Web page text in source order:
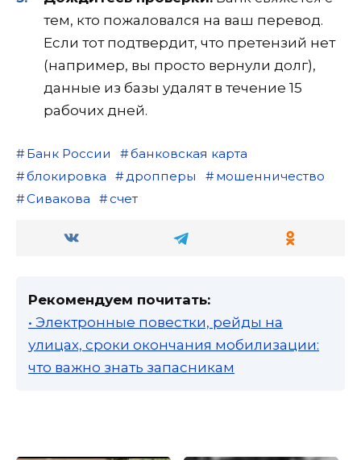
тем, кто пожаловался на ваш перевод.
Если тот подтвердит, что претензий нет
(например, вы просто вернули долг),
данные из базы удалят в течение 15
рабочих дней.
Банк России
банковская карта
блокировка
дропперы
мошенничество
Сивакова
счет
Рекомендуем почитать:
• Электронные повестки, рейды на
улицах, сроки окончания мобилизации:
что важно знать запасникам